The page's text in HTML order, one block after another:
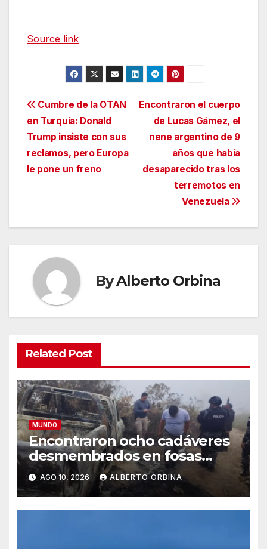
Source link
Navegación
de
entradas
Encontraron el cuerpo
de Lucas Gámez, el
nene argentino de 9
años que había
desaparecido tras los
terremotos en
Venezuela
Cumbre de la OTAN
en Turquía: Donald
Trump insiste con sus
reclamos, pero Europa
le pone un freno
ByAlberto Orbina
Related Post
MUNDO
Encontraron ocho cadáveres
desmembrados en fosas
clandestinas dentro de una
mina ilegal en Ecuador
AGO 10, 2026 ALBERTO ORBINA